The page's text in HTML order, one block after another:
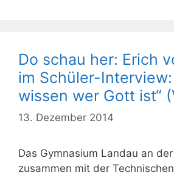
Do schau her: Erich
im Schüler-
wissen wer Gott ist“
13. Dezember 2014
Das Gymnasium Landau an
zusammen mit der